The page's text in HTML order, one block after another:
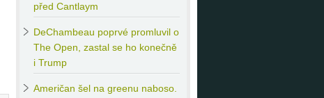
před Cantlaym
DeChambeau poprvé promluvil o
The Open, zastal se ho konečně
i Trump
Američan šel na greenu naboso.